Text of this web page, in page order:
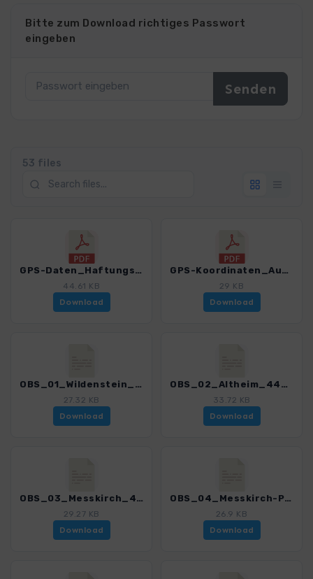
Bitte zum Download richtiges Passwort
eingeben
53 files
GPS-Daten_Haftungsausschluss-Nutzungsbedingungen_WF_Oberschwaben_4462_2.pdf
44.61 KB
Download
GPS-Koordinaten_Ausgangspunkte_WF_Oberschwaben_4462_2.pdf
29 KB
Download
OBS_01_Wildenstein_4462_2.gpx
27.32 KB
Download
OBS_02_Altheim_4462_2.gpx
33.72 KB
Download
OBS_03_Messkirch_4462_2.gpx
29.27 KB
Download
OBS_04_Messkirch-Pfullendorf_4462_2.gpx
26.9 KB
Download